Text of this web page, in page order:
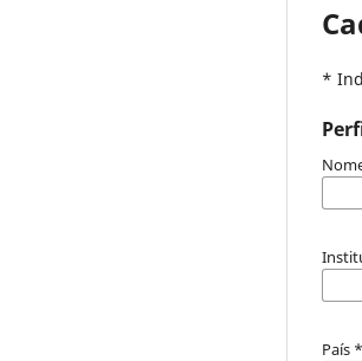
*
País *